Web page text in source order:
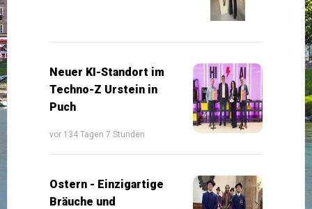
Neuer KI-Standort im
Techno-Z Urstein in
Puch
vor 134 Tagen 7 Stunden
Ostern - Einzigartige
Bräuche und